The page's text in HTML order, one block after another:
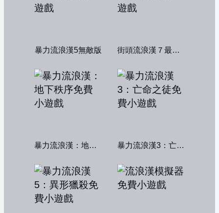
暴力流浪漢5無敵版 街頭流浪漢７最終章
暴力流浪漢：地下秩序 暴力流浪漢3：亡命之徒